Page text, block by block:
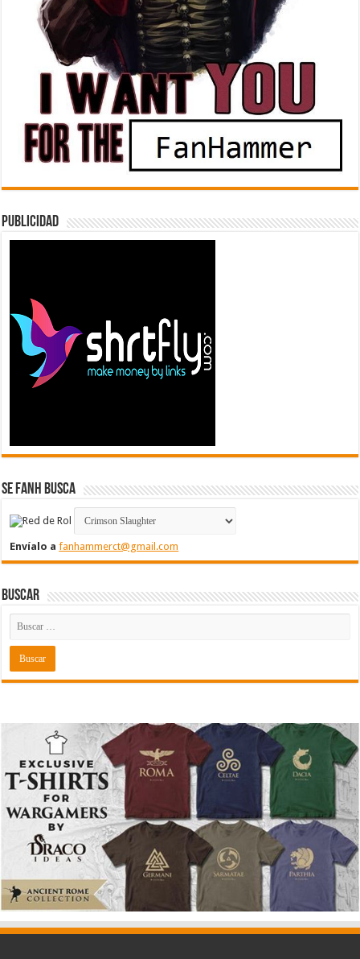
Publicidad
Se FanH Busca
Envíalo afanhammerct@gmail.com
Buscar